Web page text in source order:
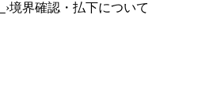
›境界確認・払下について